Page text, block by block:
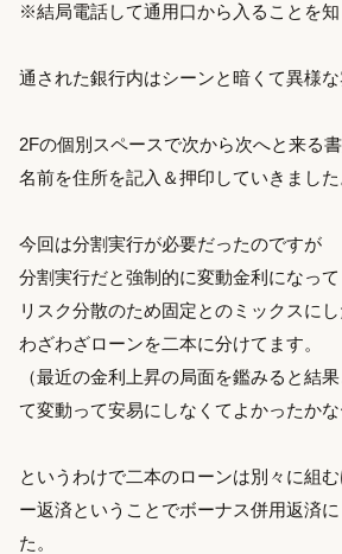
※結局電話して通用口から入ることを知
通された銀行内はシーンと暗くて異様な
2Fの個別スペースで次から次へと来る
名前を住所を記入＆押印していきました
今回は分割実行が必要だったのですが
分割実行だと強制的に変動金利になって
リスク分散のため固定とのミックスに
わざわざローンを二本に分けてます。
（最近の金利上昇の局面を鑑みると結
て変動って安易にしなくてよかったかな
というわけで二本のローンは別々に組
ー返済ということでボーナス併用返済
た。